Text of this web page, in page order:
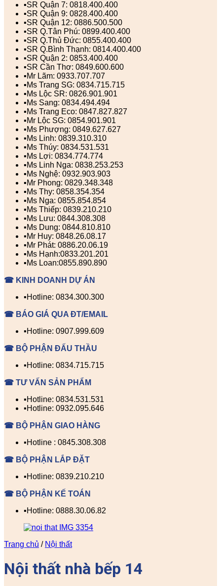
▪️SR Quận 7: 0818.400.400
▪️SR Quận 9: 0828.400.400
▪️SR Quận 12: 0886.500.500
▪️SR Q.Tân Phú: 0899.400.400
▪️SR Q.Thủ Đức: 0855.400.400
▪️SR Q.Bình Thạnh: 0814.400.400
▪️SR Quận 2: 0853.400.400
▪️SR Cần Thơ: 0849.600.600
▪️Mr Lãm: 0933.707.707
▪️Ms Trang SG: 0834.715.715
▪️Ms Lộc SR: 0826.901.901
▪️Ms Sang: 0834.494.494
▪️Ms Trang Eco: 0847.827.827
▪️Mr Lộc SG: 0854.901.901
▪️Ms Phượng: 0849.627.627
▪️Ms Linh: 0839.310.310
▪️Ms Thúy: 0834.531.531
▪️Ms Lợi: 0834.774.774
▪️Ms Linh Nga: 0838.253.253
▪️Ms Nghệ: 0932.903.903
▪️Mr Phong: 0829.348.348
▪️Ms Thy: 0858.354.354
▪️Ms Nga: 0855.854.854
▪️Ms Thiếp: 0839.210.210
▪️Ms Lưu: 0844.308.308
▪️Ms Dung: 0844.810.810
▪️Mr Huy: 0848.26.08.17
▪️Mr Phát: 0886.20.06.19
▪️Ms Hạnh:0833.201.201
▪️Ms Loan:0855.890.890
☎ KINH DOANH DỰ ÁN
▪️Hotline: 0834.300.300
☎ BÁO GIÁ QUA ĐT/EMAIL
▪️Hotline: 0907.999.609
☎ BỘ PHẬN ĐẤU THẦU
▪️Hotline: 0834.715.715
☎ TƯ VẤN SẢN PHẨM
▪️Hotline: 0834.531.531
▪️Hotline: 0932.095.646
☎ BỘ PHẬN GIAO HÀNG
▪️Hotline : 0845.308.308
☎ BỘ PHẬN LẮP ĐẶT
▪️Hotline: 0839.210.210
☎ BỘ PHẬN KẾ TOÁN
▪️Hotline: 0888.30.06.82
Trang chủ / Nội thất
Nội thất nhà bếp 14